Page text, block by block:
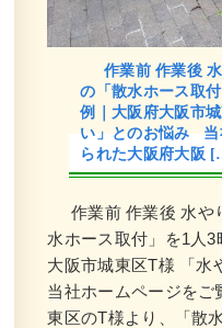
作業前 作業後 水
の「散水ホース取
例｜大阪府大阪市
い」とのお悩み 当
られた大阪府大阪
作業前 作業後 水や
水ホース取付」を1人
大阪市城東区T様 「水
当社ホームページをご
東区のT様より、「散